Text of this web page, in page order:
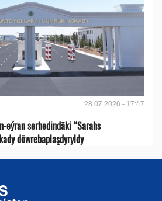
28.07.2026 - 17:47
eýran serhedindäki “Sarahs
döwrebaplaşdyryldy